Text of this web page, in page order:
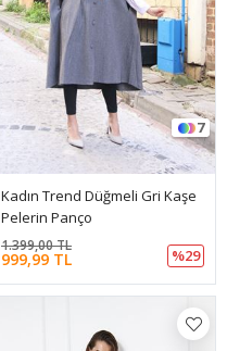
7
Kadın Trend Düğmeli Gri Kaşe
Pelerin Panço
999,99 TL
1.399,00 TL
%29